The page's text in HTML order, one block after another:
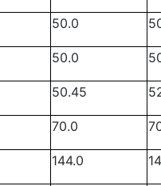
50.0
50.0
50.45
70.0
144.0